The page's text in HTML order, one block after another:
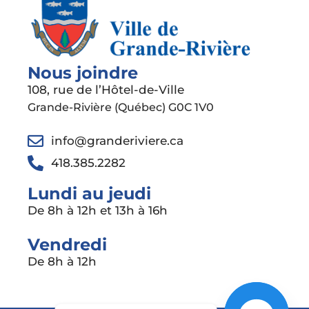
Nous joindre
108, rue de l’Hôtel-de-Ville
Grande-Rivière (Québec) G0C 1V0
info@granderiviere.ca
418.385.2282
Lundi au jeudi
De 8h à 12h et 13h à 16h
Vendredi
De 8h à 12h